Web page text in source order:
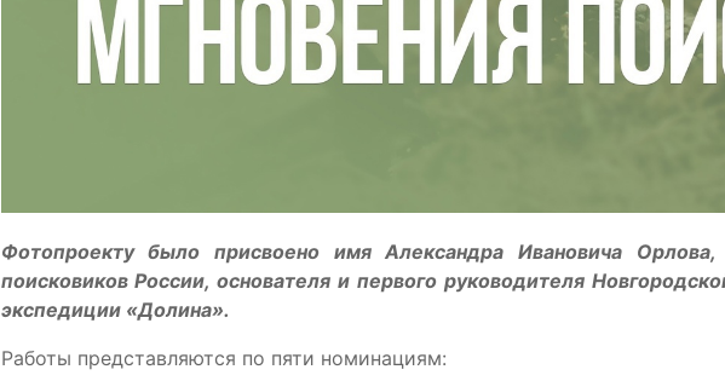
Фотопроекту было присвоено имя Александра Ивановича
поисковиков России, основателя и первого руководителя
экспедиции «Долина».
Работы представляются по пяти номинациям: